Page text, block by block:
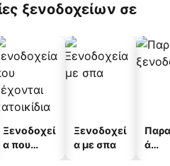
ξενοδοχείων σε
Ξενοδοχεί
α που
Ξενοδοχεί
α με σπα
ά